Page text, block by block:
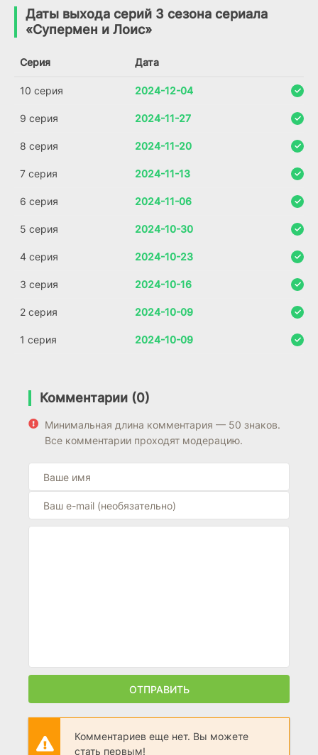
Супермена
7.2 6.7
Даты выхода серий 3 сезона сериала
«Супермен и Лоис»
Серия Дата
10 серия 2024-12-04
9 серия 2024-11-27
8 серия 2024-11-20
7 серия 2024-11-13
6 серия 2024-11-06
5 серия 2024-10-30
4 серия 2024-10-23
3 серия 2024-10-16
2 серия 2024-10-09
1 серия 2024-10-09
Комментарии (0)
Минимальная длина комментария — 50 знаков.
Все комментарии проходят модерацию.
ОТПРАВИТЬ
Комментариев еще нет. Вы можете
стать первым!